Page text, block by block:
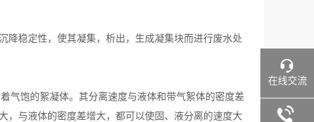
降稳定性，使其凝集，析出，生成凝集块而进行废水处
气饱的絮凝体。其分离速度与液体和带气絮体的密度差
，与液体的密度差增大，都可以使固、液分离的速度大
在线交流